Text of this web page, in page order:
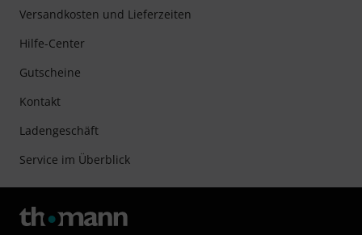
Versandkosten und Lieferzeiten
Hilfe-Center
Gutscheine
Kontakt
Ladengeschäft
Service im Überblick